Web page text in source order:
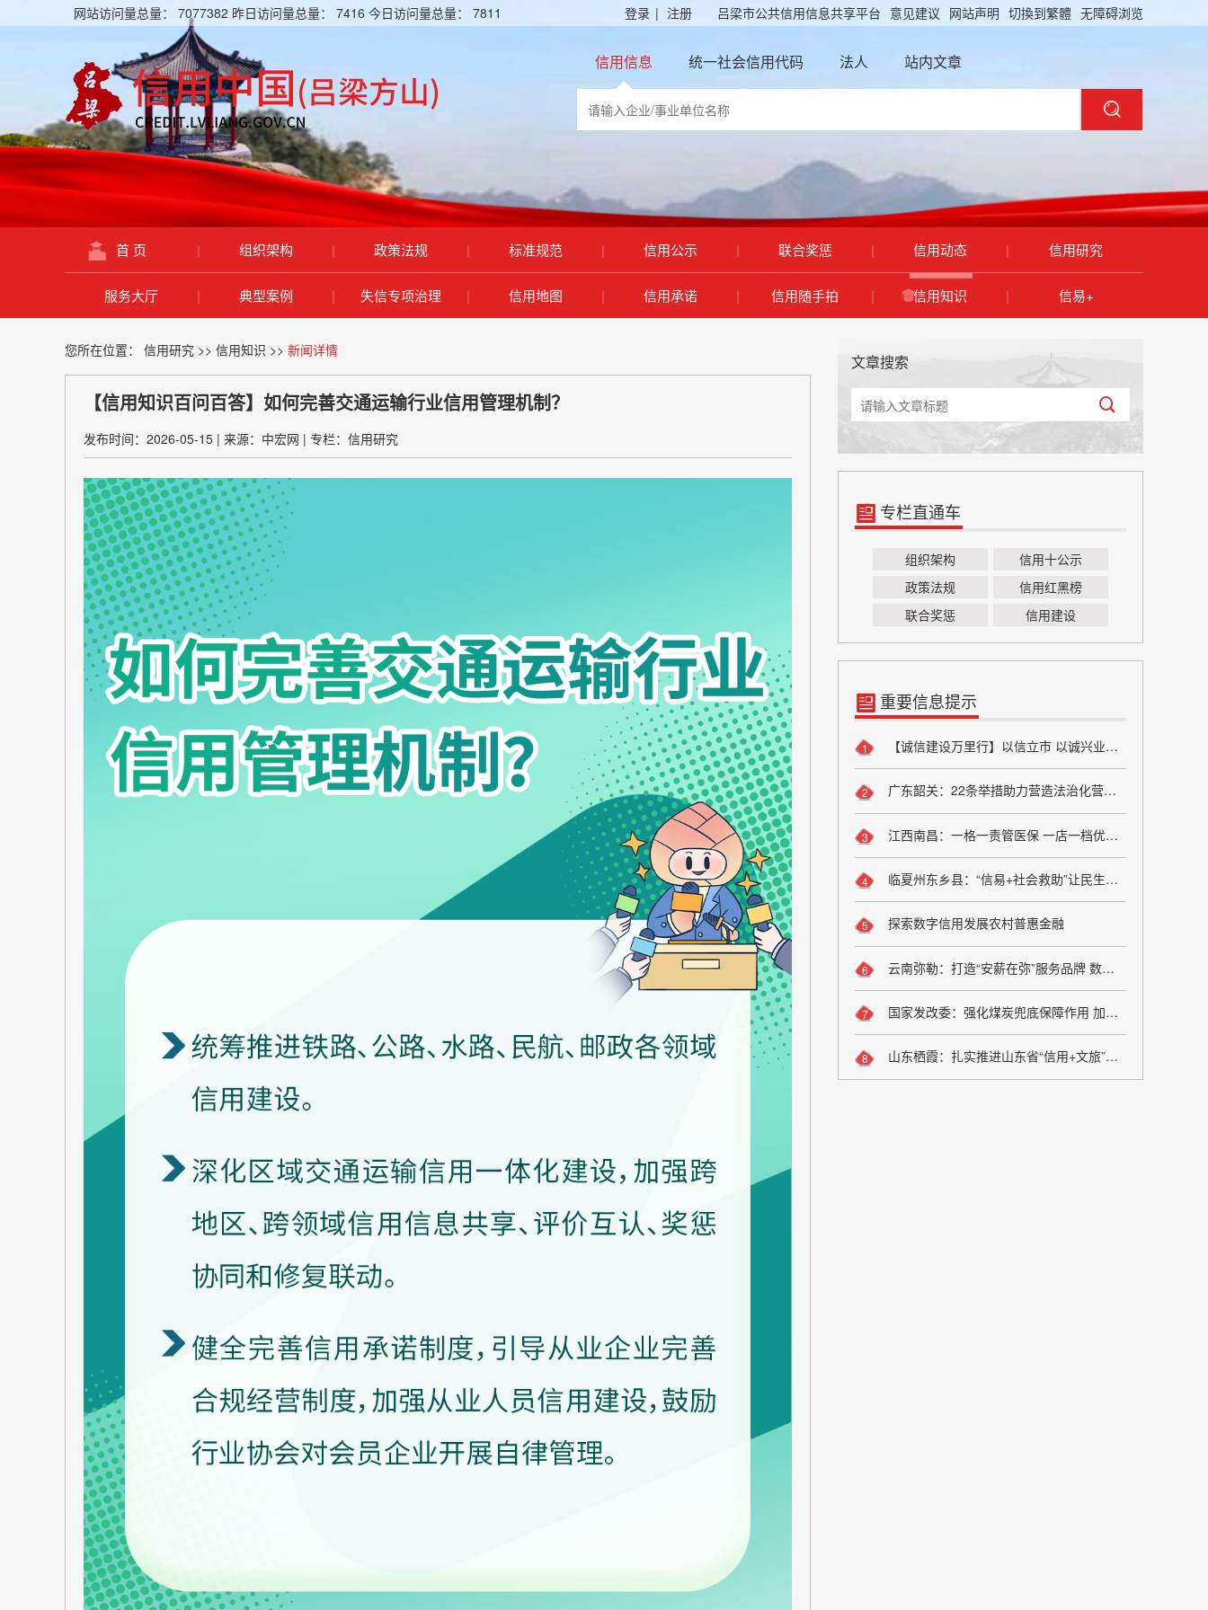
网站访问量总量： 7077382 昨日访问量总量： 7416 今日访问量总量： 7811 无障碍浏览
切換到繁體
网站声明
意见建议
吕梁市公共信用信息共享平台
登录 | 注册
信用信息 统一社会信用代码 法人 站内文章
首 页 | 组织架构 | 政策法规 | 标准规范 | 信用公示 | 联合奖惩 | 信用动态 | 信用研究
服务大厅 | 典型案例 | 失信专项治理 | 信用地图 | 信用承诺 | 信用随手拍 | 信用知识 | 信易+
您所在位置： 信用研究 >> 信用知识 >> 新闻详情
【信用知识百问百答】如何完善交通运输行业信用管理机制？
发布时间：2026-05-15 | 来源：中宏网 | 专栏：信用研究
文章搜索
专栏直通车
组织架构
信用十公示
政策法规
信用红黑榜
联合奖惩
信用建设
重要信息提示
【诚信建设万里行】以信立市 以诚兴业——方山县烟草专卖局诚信宣传
1
广东韶关：22条举措助力营造法治化营商环境
2
江西南昌：一格一责管医保 一店一档优服务
3
临夏州东乡县：“信易+社会救助”让民生兜底更精准更公平
4
探索数字信用发展农村普惠金融
5
云南弥勒：打造“安薪在弥”服务品牌 数字化监管夯实诚信用工根基
6
国家发改委：强化煤炭兜底保障作用 加大油气增储上产力度
7
山东栖霞：扎实推进山东省“信用+文旅”场景应用落地
8